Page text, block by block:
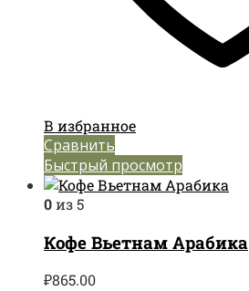
В избранное
Сравнить
Быстрый просмотр
0из 5
Кофе Вьетнам Арабика
₽865.00